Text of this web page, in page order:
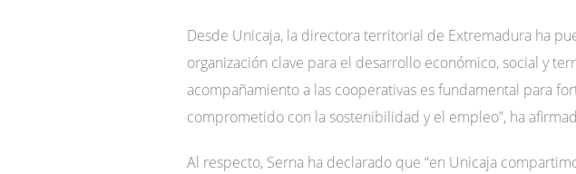
Desde Unicaja, la directora territorial de Extremadura ha
organización clave para el desarrollo económico, social y
acompañamiento a las cooperativas es fundamental para
comprometido con la sostenibilidad y el empleo”, ha
Al respecto, Serna ha declarado que “en Unicaja